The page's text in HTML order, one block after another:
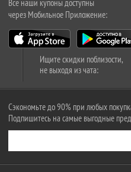
Все наши купоны доступны
через Мобильное Приложение:
Ищите скидки поблизости,
не выходя из чата:
Сэкономьте до 90% при любых
Подпишитесь на самые выгодные